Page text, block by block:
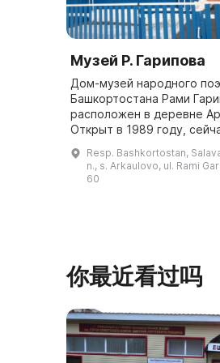
Музей Р. Гарипова
Дом-музей народного
Башкортостана Рами
расположен в деревне
Открыт в 1989 году,
достопримечательностей
Салаватского района.
Resp. Bashkortostan,
n., s. Arkaulovo, ul. Rami
60
你最近看过吗